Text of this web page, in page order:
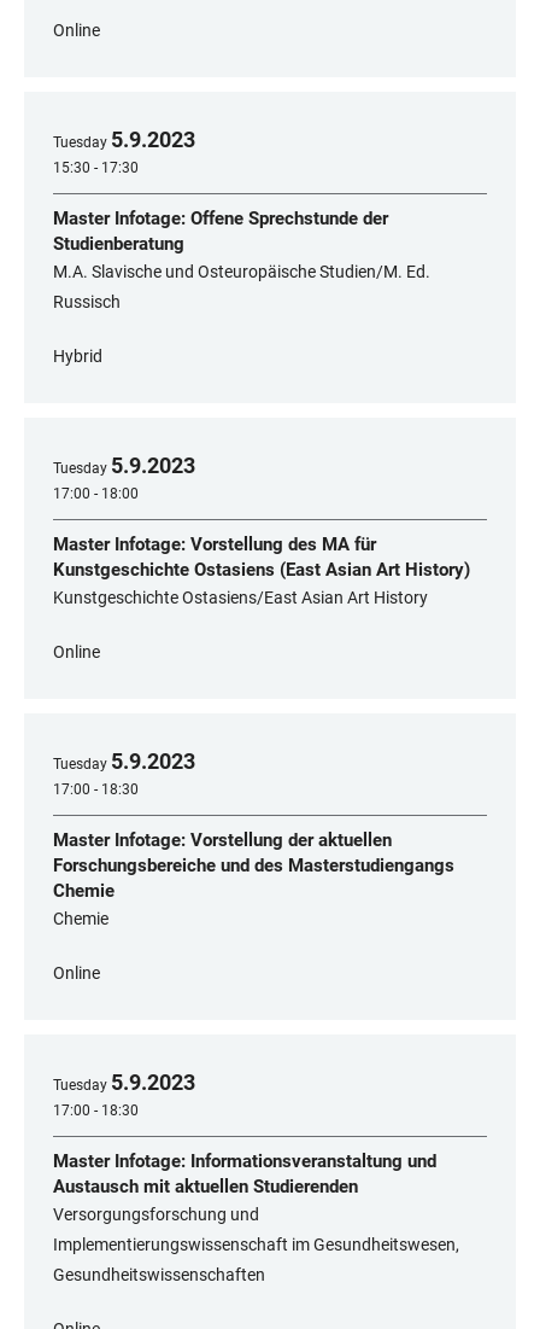
Online
Tuesday 5.9.2023
15:30 - 17:30
Master Infotage: Offene Sprechstunde der
Studienberatung
M.A. Slavische und Osteuropäische Studien/M. Ed.
Russisch
Hybrid
Tuesday 5.9.2023
17:00 - 18:00
Master Infotage: Vorstellung des MA für
Kunstgeschichte Ostasiens (East Asian Art History)
Kunstgeschichte Ostasiens/East Asian Art History
Online
Tuesday 5.9.2023
17:00 - 18:30
Master Infotage: Vorstellung der aktuellen
Forschungsbereiche und des Masterstudiengangs
Chemie
Chemie
Online
Tuesday 5.9.2023
17:00 - 18:30
Master Infotage: Informationsveranstaltung und
Austausch mit aktuellen Studierenden
Versorgungsforschung und
Implementierungswissenschaft im Gesundheitswesen,
Gesundheitswissenschaften